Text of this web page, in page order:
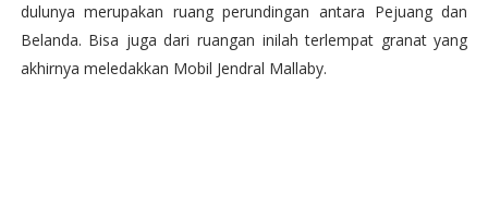
dulunya merupakan ruang perundingan antara Pejuang dan
Belanda. Bisa juga dari ruangan inilah terlempat granat yang
akhirnya meledakkan Mobil Jendral Mallaby.